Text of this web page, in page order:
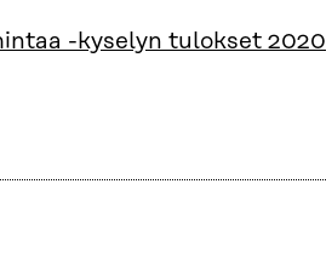
-kyselyn tulokset 2020